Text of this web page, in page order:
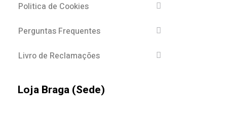
Politica de Cookies
Perguntas Frequentes
Livro de Reclamações
Loja Braga (Sede)